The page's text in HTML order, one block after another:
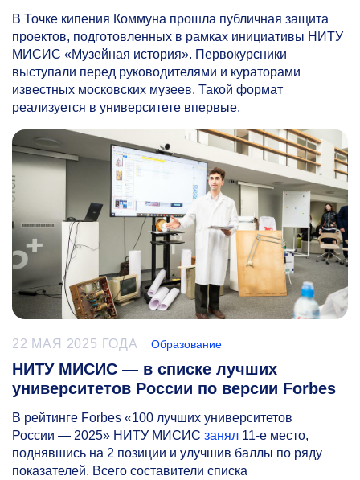
В Точке кипения Коммуна прошла публичная защита
проектов, подготовленных в рамках инициативы НИТУ
МИСИС «Музейная история». Первокурсники
выступали перед руководителями и кураторами
известных московских музеев. Такой формат
реализуется в университете впервые.
22 МАЯ 2025 ГОДА Образование
НИТУ МИСИС — в списке лучших
университетов России по версии Forbes
В рейтинге Forbes «100 лучших университетов
России — 2025» НИТУ МИСИС занял 11-е место,
поднявшись на 2 позиции и улучшив баллы по ряду
показателей. Всего составители списка